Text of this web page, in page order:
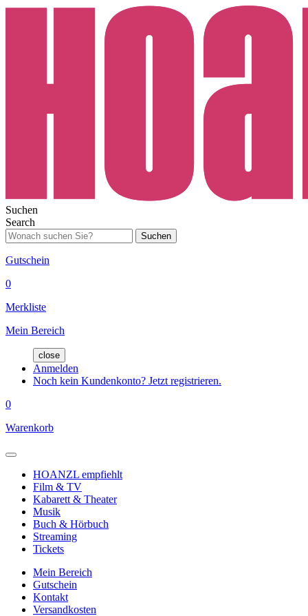
Suchen
Search
Suchen
Gutschein
0
Merkliste
Mein Bereich
close
Anmelden
Noch kein Kundenkonto? Jetzt registrieren.
0
Warenkorb
HOANZL empfiehlt
Film & TV
Kabarett & Theater
Musik
Buch & Hörbuch
Streaming
Tickets
Mein Bereich
Gutschein
Kontakt
Versandkosten